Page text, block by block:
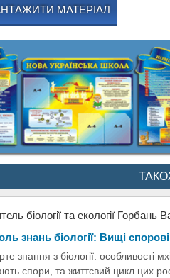
МАТЕРІАЛ
біології та екології Горбань
знань біології: Вищі
знання з біології: особливості
спори, та життєвий цикл цих